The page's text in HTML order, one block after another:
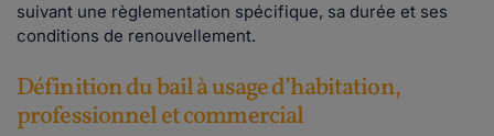
suivant une règlementation spécifique, sa durée et ses
conditions de renouvellement.
Définition du bail à usage d’habitation,
professionnel et commercial